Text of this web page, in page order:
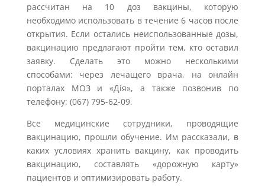
рассчитан на 10 доз вакцины, которую
необходимо использовать в течение 6 часов после
открытия. Если остались неиспользованные дозы,
вакцинацию предлагают пройти тем, кто оставил
заявку. Сделать это можно несколькими
способами: через лечащего врача, на онлайн
порталах МОЗ и «Дія», а также позвонив по
телефону: (067) 795-62-09.
Все медицинские сотрудники, проводящие
вакцинацию, прошли обучение. Им рассказали, в
каких условиях хранить вакцину, как проводить
вакцинацию, составлять «дорожную карту»
пациентов и оптимизировать работу.